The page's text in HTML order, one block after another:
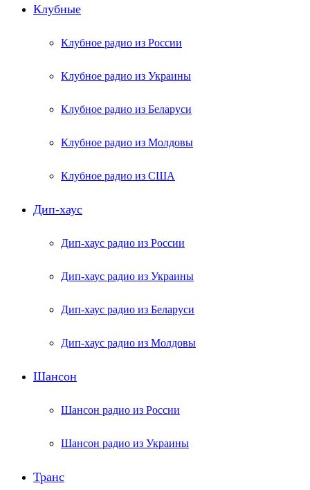
Клубные
Клубное радио из России
Клубное радио из Украины
Клубное радио из Беларуси
Клубное радио из Молдовы
Клубное радио из США
Дип-хаус
Дип-хаус радио из России
Дип-хаус радио из Украины
Дип-хаус радио из Беларуси
Дип-хаус радио из Молдовы
Шансон
Шансон радио из России
Шансон радио из Украины
Транс